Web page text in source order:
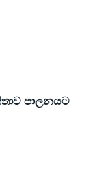
පාලනයට